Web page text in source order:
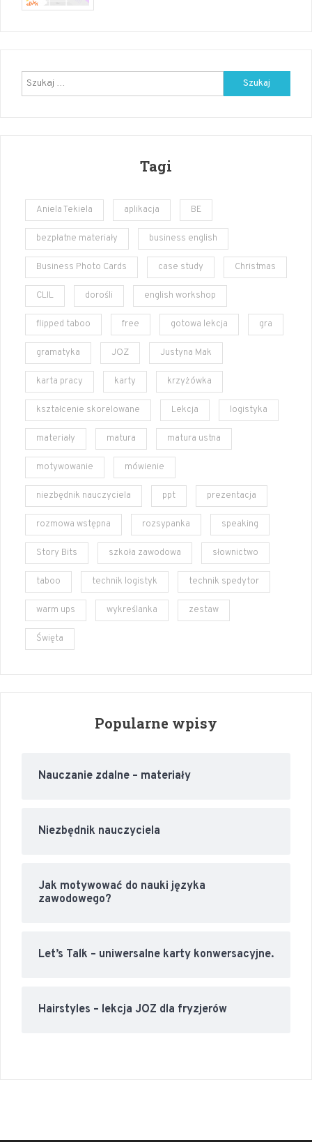
Szukaj:
Tagi
Aniela Tekiela aplikacja BE
bezpłatne materiały business english
Business Photo Cards case study Christmas
CLIL dorośli english workshop
flipped taboo free gotowa lekcja gra
gramatyka JOZ Justyna Mak
karta pracy karty krzyżówka
kształcenie skorelowane Lekcja logistyka
materiały matura matura ustna
motywowanie mówienie
niezbędnik nauczyciela ppt prezentacja
rozmowa wstępna rozsypanka speaking
Story Bits szkoła zawodowa słownictwo
taboo technik logistyk technik spedytor
warm ups wykreślanka zestaw
Święta
Popularne wpisy
Nauczanie zdalne – materiały
Niezbędnik nauczyciela
Jak motywować do nauki języka
zawodowego?
Let’s Talk – uniwersalne karty konwersacyjne.
Hairstyles – lekcja JOZ dla fryzjerów